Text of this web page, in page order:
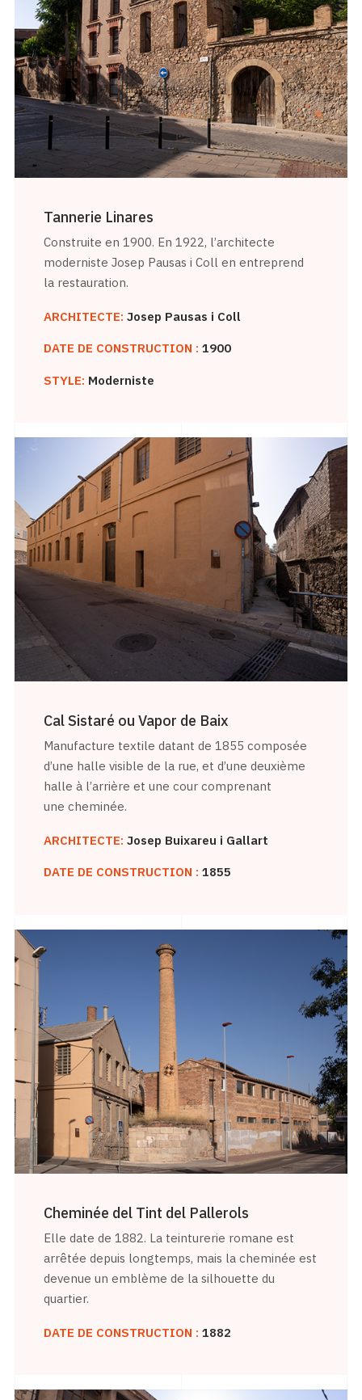
Tannerie Linares
Construite en 1900. En 1922, l’architecte
moderniste Josep Pausas i Coll en entreprend
la restauration.
ARCHITECTE: Josep Pausas i Coll
DATE DE CONSTRUCTION : 1900
STYLE: Moderniste
Cal Sistaré ou Vapor de Baix
Manufacture textile datant de 1855 composée
d’une halle visible de la rue, et d’une deuxième
halle à l’arrière et une cour comprenant
une cheminée.
ARCHITECTE: Josep Buixareu i Gallart
DATE DE CONSTRUCTION : 1855
Cheminée del Tint del Pallerols
Elle date de 1882. La teinturerie romane est
arrêtée depuis longtemps, mais la cheminée est
devenue un emblème de la silhouette du
quartier.
DATE DE CONSTRUCTION : 1882